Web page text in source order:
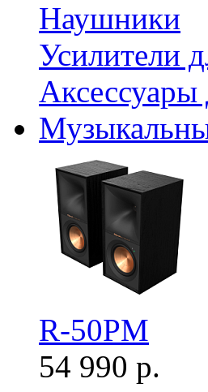
Наушники
Усилители
R-50PM
54 990 р.